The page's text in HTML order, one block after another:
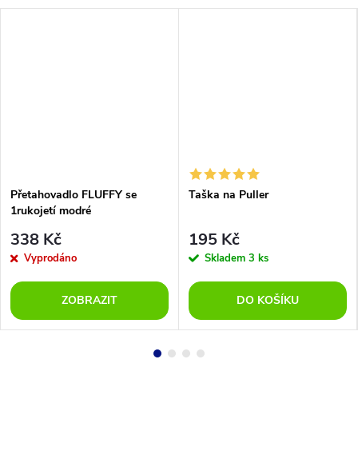
Přetahovadlo FLUFFY se
1rukojetí modré
338 Kč
Vyprodáno
ZOBRAZIT
Taška na Puller
195 Kč
Skladem 3 ks
DO KOŠÍKU